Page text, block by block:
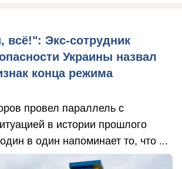
всё!": Экс-сотрудник
Украины назвал
конца режима
провел параллель с
в истории прошлого
в один напоминает то, что ...